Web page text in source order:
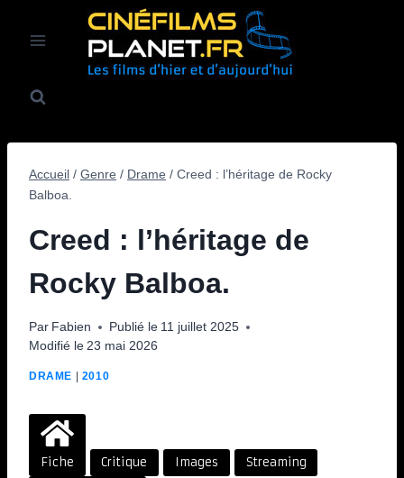
Accueil / Genre / Drame / Creed : l’héritage de Rocky
Balboa.
Creed : l’héritage de
Rocky Balboa.
Par Fabien Publié le 11 juillet 2025
Modifié le 23 mai 2026
DRAME | 2010
Fiche Critique Images
Streaming